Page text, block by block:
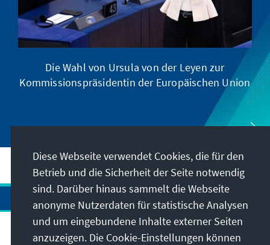
Die Wahl von Ursula von der Leyen zur
Kommissionspräsidentin der Europäischen Union
Anschrift
Diese Webseite verwendet Cookies, die für den
Betrieb und die Sicherheit der Seite notwendig
sind. Darüber hinaus sammelt die Webseite
anonyme Nutzerdaten für statistische Analysen
und um eingebundene Inhalte externer Seiten
anzuzeigen. Die Cookie-Einstellungen können